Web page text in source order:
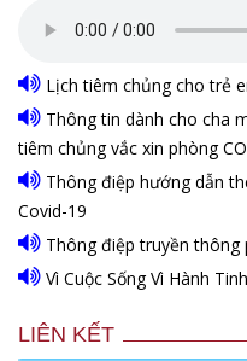
Lịch tiêm chủng cho trẻ
Thông tin dành cho cha
tiêm chủng vắc xin phòng
Thông điệp hướng dẫn
Covid-19
Thông điệp truyền
Vì Cuộc Sống Vì Hành
LIÊN KẾT